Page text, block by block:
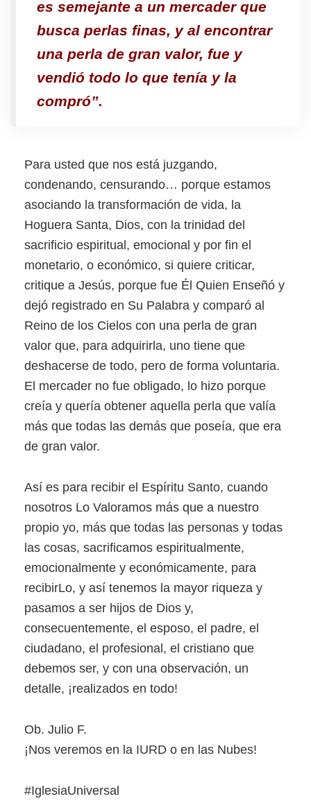
es semejante a un mercader que
busca perlas finas, y al encontrar
una perla de gran valor, fue y
vendió todo lo que tenía y la
compró”.
Para usted que nos está juzgando,
condenando, censurando… porque estamos
asociando la transformación de vida, la
Hoguera Santa, Dios, con la trinidad del
sacrificio espiritual, emocional y por fin el
monetario, o económico, si quiere criticar,
critique a Jesús, porque fue Él Quien Enseñó y
dejó registrado en Su Palabra y comparó al
Reino de los Cielos con una perla de gran
valor que, para adquirirla, uno tiene que
deshacerse de todo, pero de forma voluntaria.
El mercader no fue obligado, lo hizo porque
creía y quería obtener aquella perla que valía
más que todas las demás que poseía, que era
de gran valor.
Así es para recibir el Espíritu Santo, cuando
nosotros Lo Valoramos más que a nuestro
propio yo, más que todas las personas y todas
las cosas, sacrificamos espiritualmente,
emocionalmente y económicamente, para
recibirLo, y así tenemos la mayor riqueza y
pasamos a ser hijos de Dios y,
consecuentemente, el esposo, el padre, el
ciudadano, el profesional, el cristiano que
debemos ser, y con una observación, un
detalle, ¡realizados en todo!
Ob. Julio F.
¡Nos veremos en la IURD o en las Nubes!
#IglesiaUniversal